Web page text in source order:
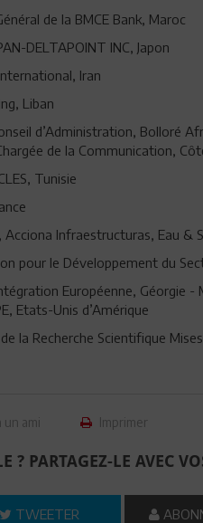
de la BMCE Bank, Maroc
DELTAPOINT INC, Japon
Iran
Liban
d’Administration, Bolloré
de la Communication,
Tunisie
Infraestructuras, Eau &
pour le Développement du
Européenne, Géorgie -
Etats-Unis d’Amérique
la Recherche Scientifique
un ami Imprimer
? PARTAGEZ-LE AVEC
TWEETER